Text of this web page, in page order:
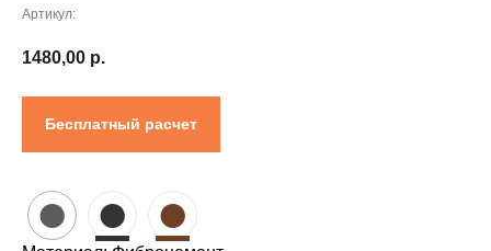
Артикул:
1480,00 р.
Бесплатный расчет
● ● ●